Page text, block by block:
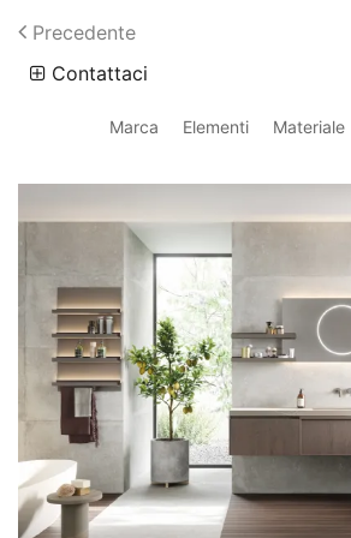
Precedente
Contattaci
Marca Elementi Materiale